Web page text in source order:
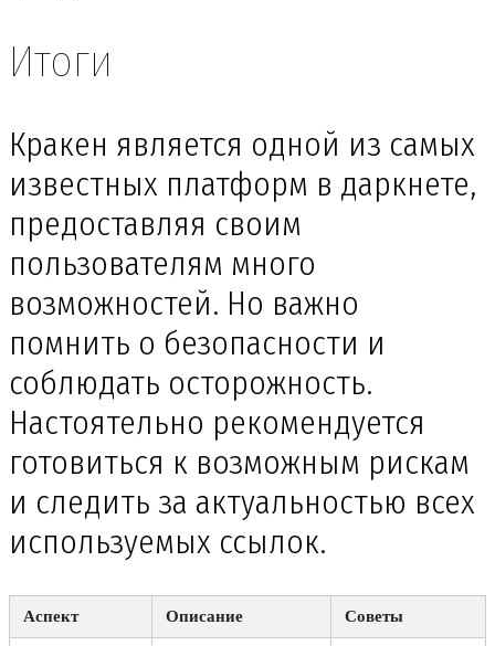
Итоги
Кракен является одной из самых
известных платформ в даркнете,
предоставляя своим
пользователям много
возможностей. Но важно
помнить о безопасности и
соблюдать осторожность.
Настоятельно рекомендуется
готовиться к возможным рискам
и следить за актуальностью всех
используемых ссылок.
Аспект Описание Советы